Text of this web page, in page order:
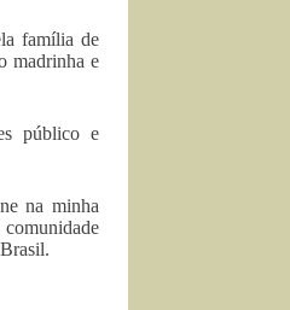
família de
madrinha e
público e
na minha